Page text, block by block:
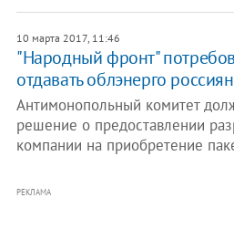
10 марта 2017, 11:46
"Народный фронт"
отдавать облэнерго
Антимонопольный комитет
решение о предоставлении
компании на приобретение
РЕКЛАМА